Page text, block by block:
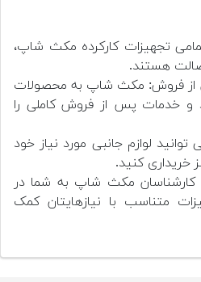
تجهیزات کارکرده مکث شاپ،
هستند.
از فروش: مکث شاپ به محصولات
و خدمات پس از فروش کاملی را
لوازم جانبی مورد نیاز خود
خریداری کنید.
مکث شاپ به شما در
متناسب با نیازهایتان کمک